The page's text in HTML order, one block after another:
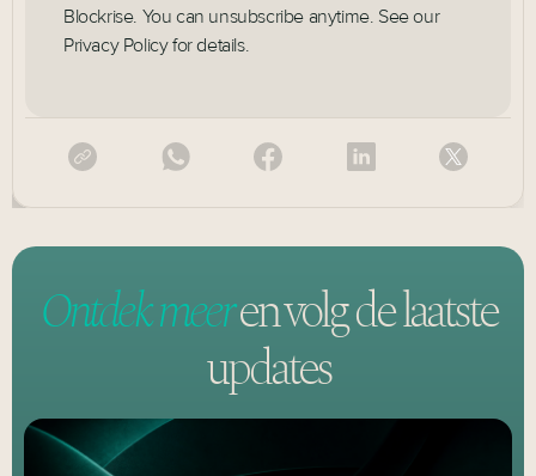
Blockrise. You can unsubscribe anytime. See our
Privacy Policy for details.
Ontdek meeren volgde laatste
updates